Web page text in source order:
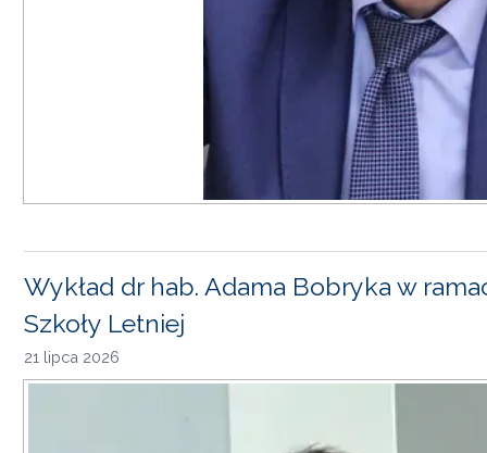
Wykład dr hab. Adama Bobryka w
Szkoły Letniej
21 lipca 2026